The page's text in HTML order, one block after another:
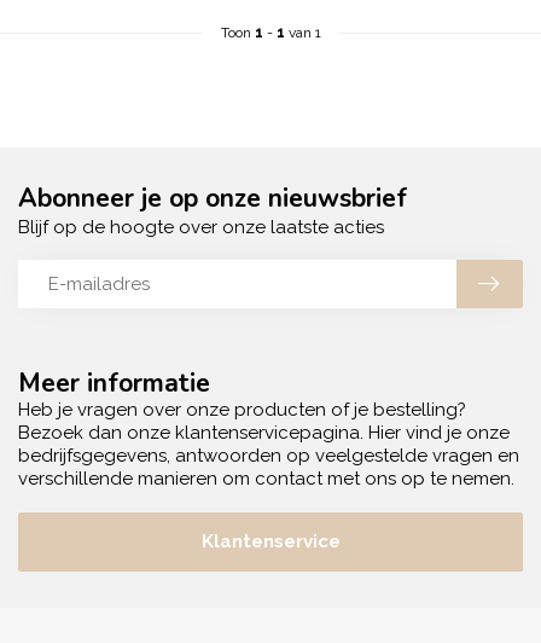
Toon 1 - 1 van 1
Meer informatie
Heb je vragen over onze producten of je bestelling?
Bezoek dan onze klantenservicepagina. Hier vind je onze
bedrijfsgegevens, antwoorden op veelgestelde vragen en
verschillende manieren om contact met ons op te nemen.
Klantenservice
Abonneer je op onze nieuwsbrief
Blijf op de hoogte over onze laatste acties